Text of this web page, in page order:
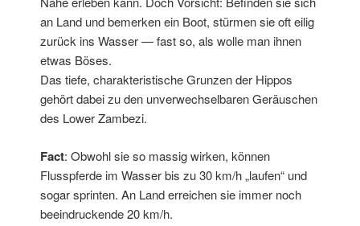
an Land und bemerken ein Boot, stürmen sie oft eilig
zurück ins Wasser — fast so, als wolle man ihnen
etwas Böses.
Das tiefe, charakteristische Grunzen der Hippos
gehört dabei zu den unverwechselbaren Geräuschen
des Lower Zambezi.
Fact: Obwohl sie so massig wirken, können
Flusspferde im Wasser bis zu 30 km/h „laufen“ und
sogar sprinten. An Land erreichen sie immer noch
beeindruckende 20 km/h.